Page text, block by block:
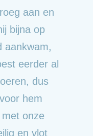
aan en
bijna op
aankwam,
eerder al
dus
hem
onze
en vlot